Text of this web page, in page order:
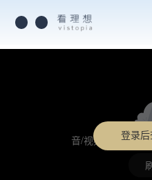
音/视频格式不支
登录